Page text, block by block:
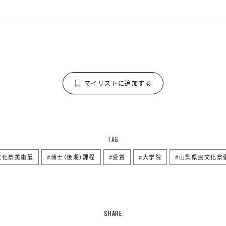
マイリストに追加する
TAG
祭美術展 博士（後期）課程 受賞 大学院 山梨県民文化祭
SHARE